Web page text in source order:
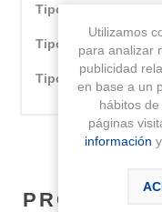
Tipo de cartucho:
Tipo de grifería:
Tipo de instalación:
Utilizamos
para analizar
publicidad
en base a un
hábitos
páginas
información